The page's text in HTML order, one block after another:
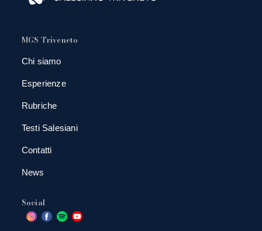
MGS Triveneto
Chi siamo
Esperienze
Rubriche
Testi Salesiani
Contatti
News
Social